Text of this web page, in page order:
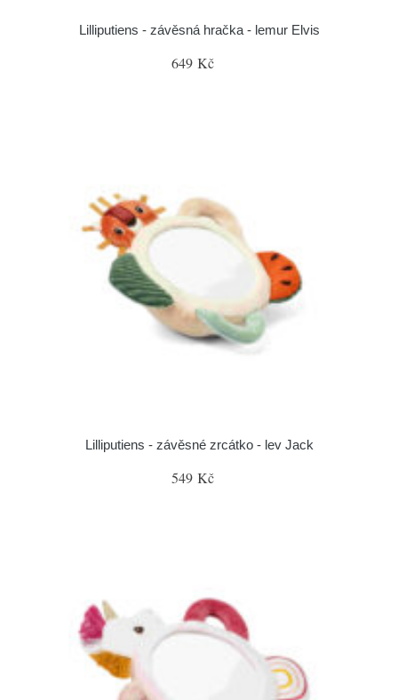
Lilliputiens - závěsná hračka - lemur Elvis
649 Kč
Lilliputiens - závěsné zrcátko - lev Jack
549 Kč